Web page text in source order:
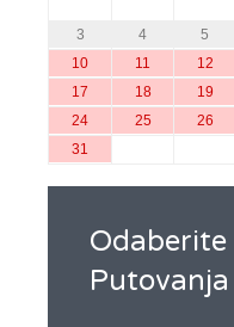
3
4 5
10
11 12
17
18 19
24
25 26
31
Putovanja